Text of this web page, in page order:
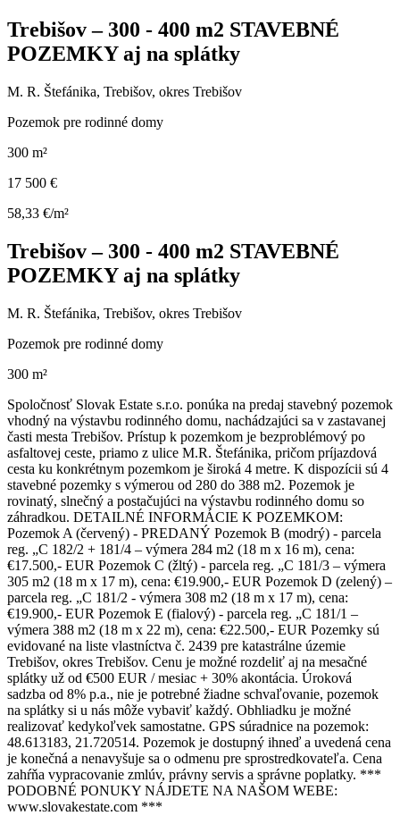
Trebišov – 300 - 400 m2 STAVEBNÉ
POZEMKY aj na splátky
M. R. Štefánika, Trebišov, okres Trebišov
Pozemok pre rodinné domy
300 m²
17 500 €
58,33 €/m²
Trebišov – 300 - 400 m2 STAVEBNÉ
POZEMKY aj na splátky
M. R. Štefánika, Trebišov, okres Trebišov
Pozemok pre rodinné domy
300 m²
Spoločnosť Slovak Estate s.r.o. ponúka na predaj stavebný pozemok
vhodný na výstavbu rodinného domu, nachádzajúci sa v zastavanej
časti mesta Trebišov. Prístup k pozemkom je bezproblémový po
asfaltovej ceste, priamo z ulice M.R. Štefánika, pričom príjazdová
cesta ku konkrétnym pozemkom je široká 4 metre. K dispozícii sú 4
stavebné pozemky s výmerou od 280 do 388 m2. Pozemok je
rovinatý, slnečný a postačujúci na výstavbu rodinného domu so
záhradkou. DETAILNÉ INFORMÁCIE K POZEMKOM:
Pozemok A (červený) - PREDANÝ Pozemok B (modrý) - parcela
reg. „C 182/2 + 181/4 – výmera 284 m2 (18 m x 16 m), cena:
€17.500,- EUR Pozemok C (žltý) - parcela reg. „C 181/3 – výmera
305 m2 (18 m x 17 m), cena: €19.900,- EUR Pozemok D (zelený) –
parcela reg. „C 181/2 - výmera 308 m2 (18 m x 17 m), cena:
€19.900,- EUR Pozemok E (fialový) - parcela reg. „C 181/1 –
výmera 388 m2 (18 m x 22 m), cena: €22.500,- EUR Pozemky sú
evidované na liste vlastníctva č. 2439 pre katastrálne územie
Trebišov, okres Trebišov. Cenu je možné rozdeliť aj na mesačné
splátky už od €500 EUR / mesiac + 30% akontácia. Úroková
sadzba od 8% p.a., nie je potrebné žiadne schvaľovanie, pozemok
na splátky si u nás môže vybaviť každý. Obhliadku je možné
realizovať kedykoľvek samostatne. GPS súradnice na pozemok:
48.613183, 21.720514. Pozemok je dostupný ihneď a uvedená cena
je konečná a nenavyšuje sa o odmenu pre sprostredkovateľa. Cena
zahŕňa vypracovanie zmlúv, právny servis a správne poplatky. ***
PODOBNÉ PONUKY NÁJDETE NA NAŠOM WEBE:
www.slovakestate.com ***